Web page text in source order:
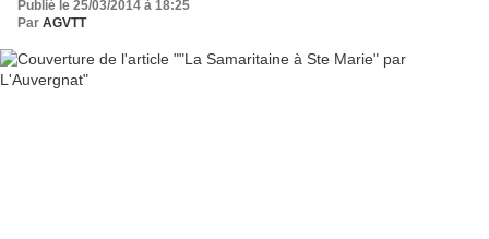
Publié le 25/03/2014 à 18:25
Par AGVTT